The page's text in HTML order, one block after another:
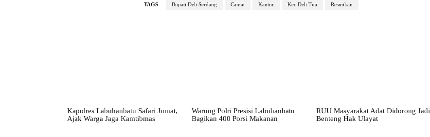
TAGS Bupati Deli Serdang Camat Kantor Kec.Deli Tua Resmikan
Kapolres Labuhanbatu Safari Jumat,
Ajak Warga Jaga Kamtibmas
Warung Polri Presisi Labuhanbatu
Bagikan 400 Porsi Makanan
RUU Masyarakat Adat Didorong Jadi
Benteng Hak Ulayat